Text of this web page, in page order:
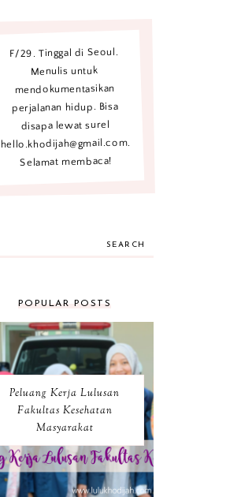
F/29. Tinggal di Seoul.
Menulis untuk
mendokumentasikan
perjalanan hidup. Bisa
disapa lewat surel
hello.khodijah@gmail.com.
Selamat membaca!
SEARCH
POPULAR POSTS
Peluang Kerja Lulusan
Fakultas Kesehatan
Masyarakat